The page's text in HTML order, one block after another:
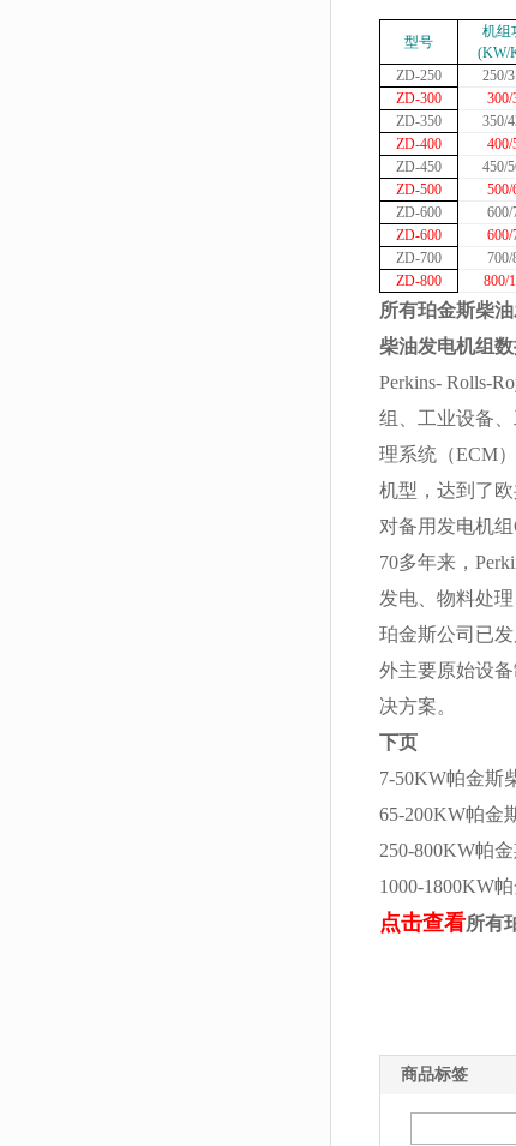
型号
机组
(KW/
ZD-250
250/
ZD-300
300/
ZD-350
350/
ZD-400
400/
ZD-450
450/
ZD-500
500/
ZD-600
600/
ZD-600
600/
ZD-700
700/
ZD-800
800/
所有珀金斯柴油
柴油发电机组
Perkins- Rolls-
组、工业设备
理系统（ECM
机型，达到了
对备用发电机
70多年来，
发电、物料处
珀金斯公司已
外主要原始设
决方案。
下页
7-50KW帕金斯
65-200KW帕金
250-800KW帕
1000-1800KW
点击查看所有
商品标签